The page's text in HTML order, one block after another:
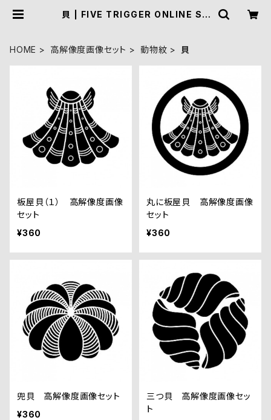
貝 | FIVE TRIGGER ONLINE SH
HOME 高解像度画像セット 動物紋 貝
板屋貝（１） 高解像度画像
セット
¥360
丸に板屋貝 高解像度画像
セット
¥360
兜貝 高解像度画像セット
¥360
三つ貝 高解像度画像セッ
ト